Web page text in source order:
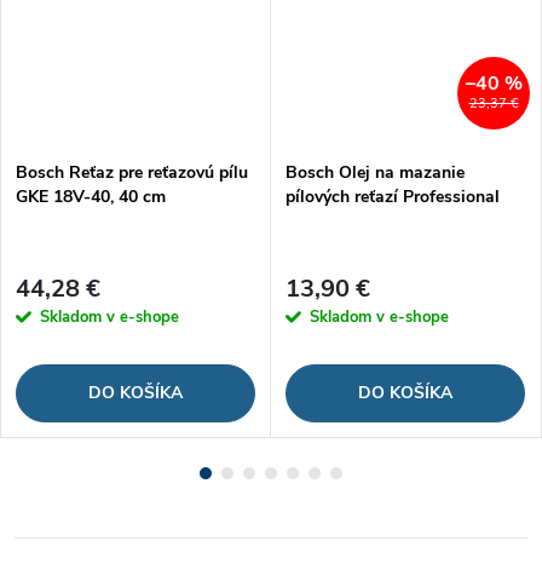
Bosch Reťaz pre reťazovú pílu
GKE 18V-40, 40 cm
44,28 €
Skladom v e-shope
DO KOŠÍKA
23,37 €
–40 %
Bosch Olej na mazanie
pílových reťazí Professional
13,90 €
Skladom v e-shope
DO KOŠÍKA